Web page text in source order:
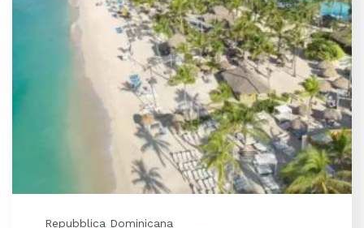
Repubblica Dominicana